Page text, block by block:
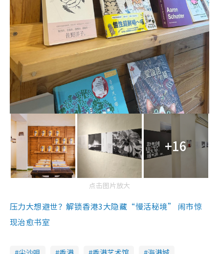
+16
点击图片放大
压力大想避世？解锁香港3大隐藏“慢活秘境” 闹市惊
现治愈书室